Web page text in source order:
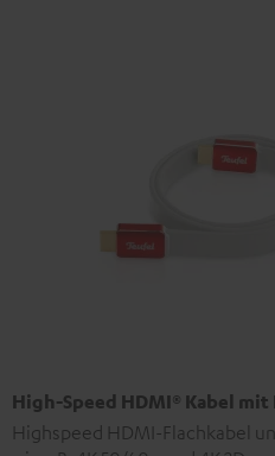
High-Speed HDMI® Kabel
Highspeed HDMI-Flachkabel